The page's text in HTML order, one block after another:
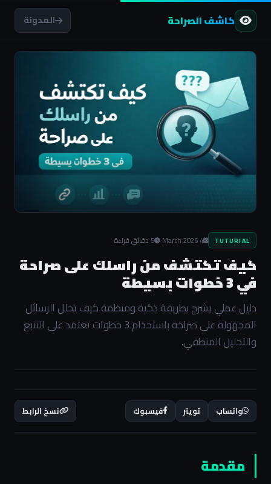
كاشف الصراحة المدونة
TUTURIAL
4 March 2026
· 5 دقائق قراءة
كيف تكتشف من راسلك على صراحة
في 3 خطوات بسيطة
دليل عملي يشرح بطريقة ذكية ومنظمة كيف تحلل الرسائل
المجهولة على صراحة باستخدام 3 خطوات تعتمد على التتبع
والتحليل المنطقي.
واتساب تويتر فيسبوك نسخ الرابط
مقدمة